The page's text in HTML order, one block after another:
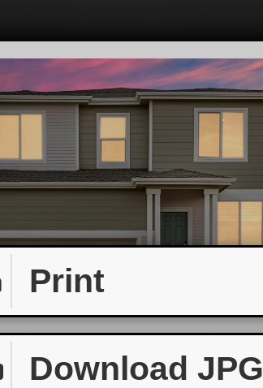
Print
Download JPG